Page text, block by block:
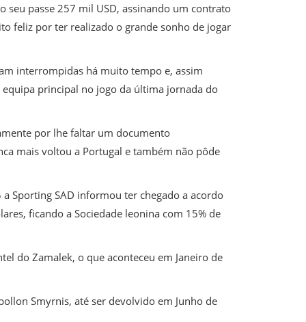
seu passe 257 mil USD, assinando um contrato
feliz por ter realizado o grande sonho de jogar
interrompidas há muito tempo e, assim
principal no jogo da última jornada do
por lhe faltar um documento
mais voltou a Portugal e também não pôde
Sporting SAD informou ter chegado a acordo
ficando a Sociedade leonina com 15% de
do Zamalek, o que aconteceu em Janeiro de
Smyrnis, até ser devolvido em Junho de